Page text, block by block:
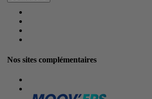
Nos sites complémentaires